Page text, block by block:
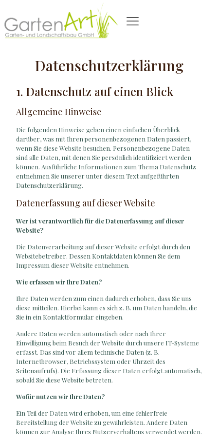
Datenschutzerklärung
1. Datenschutz auf einen Blick
Allgemeine Hinweise
Die folgenden Hinweise geben einen einfachen Überblick
darüber, was mit Ihren personenbezogenen Daten passiert,
wenn Sie diese Website besuchen. Personenbezogene Daten
sind alle Daten, mit denen Sie persönlich identifiziert werden
können. Ausführliche Informationen zum Thema Datenschutz
entnehmen Sie unserer unter diesem Text aufgeführten
Datenschutzerklärung.
Datenerfassung auf dieser Website
Wer ist verantwortlich für die Datenerfassung auf dieser
Website?
Die Datenverarbeitung auf dieser Website erfolgt durch den
Websitebetreiber. Dessen Kontaktdaten können Sie dem
Impressum dieser Website entnehmen.
Wie erfassen wir Ihre Daten?
Ihre Daten werden zum einen dadurch erhoben, dass Sie uns
diese mitteilen. Hierbei kann es sich z. B. um Daten handeln, die
Sie in ein Kontaktformular eingeben.
Andere Daten werden automatisch oder nach Ihrer
Einwilligung beim Besuch der Website durch unsere IT-Systeme
erfasst. Das sind vor allem technische Daten (z. B.
Internetbrowser, Betriebssystem oder Uhrzeit des
Seitenaufrufs). Die Erfassung dieser Daten erfolgt automatisch,
sobald Sie diese Website betreten.
Wofür nutzen wir Ihre Daten?
Ein Teil der Daten wird erhoben, um eine fehlerfreie
Bereitstellung der Website zu gewährleisten. Andere Daten
können zur Analyse Ihres Nutzerverhaltens verwendet werden.